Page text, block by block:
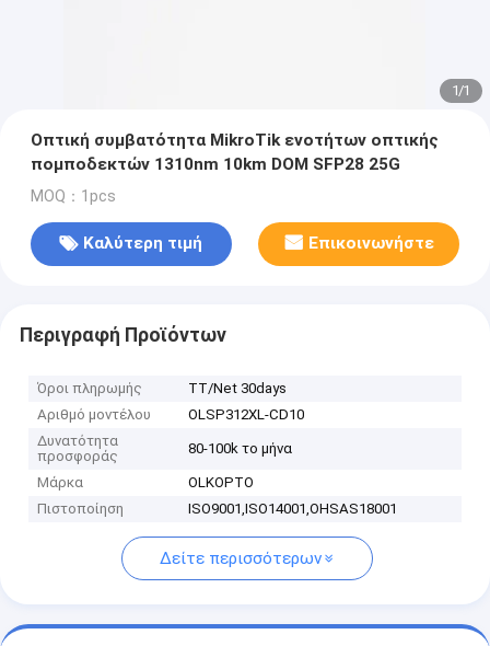
1/1
Οπτική συμβατότητα MikroTik ενοτήτων οπτικής
πομποδεκτών 1310nm 10km DOM SFP28 25G
MOQ：1pcs
Καλύτερη τιμή Επικοινωνήστε
Περιγραφή Προϊόντων
Όροι πληρωμής
TT/Net 30days
Αριθμό μοντέλου
OLSP312XL-CD10
Δυνατότητα
προσφοράς
80-100k το μήνα
Μάρκα
OLKOPTO
Πιστοποίηση
ISO9001,ISO14001,OHSAS18001
Δείτε περισσότερων